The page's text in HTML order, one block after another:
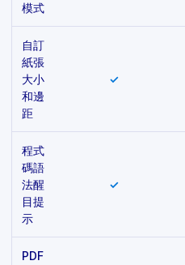
模式
自訂
紙張
大小
和邊
距
✓
程式
碼語
法醒
目提
示
✓
PDF